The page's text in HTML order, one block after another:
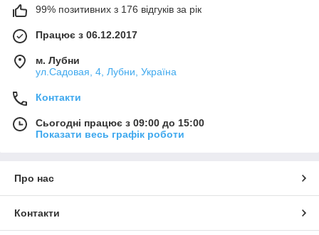
99% позитивних з 176 відгуків за рік
Працює з 06.12.2017
м. Лубни
ул.Садовая, 4, Лубни, Україна
Контакти
Сьогодні працює з 09:00 до 15:00
Показати весь графік роботи
Про нас
Контакти